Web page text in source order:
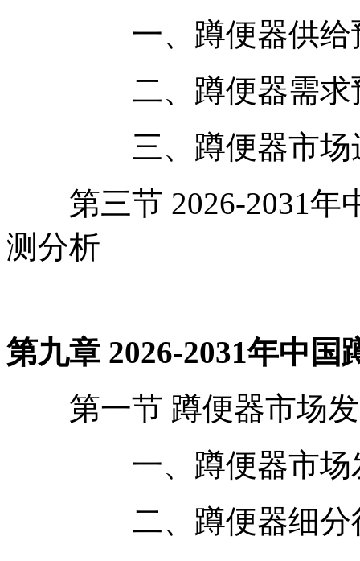
一、蹲便器供给
二、蹲便器需求
三、蹲便器市场进
第三节 2026-2031年
测分析
第九章 2026-2031年中
第一节 蹲便器市场发
一、蹲便器市场发
二、蹲便器细分行